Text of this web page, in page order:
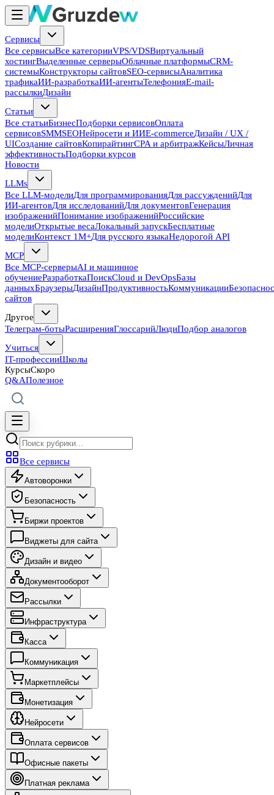
Сервисы
Все сервисыВсе категорииVPS/VDSВиртуальный
хостингВыделенные серверыОблачные платформыCRM-
системыКонструкторы сайтовSEO-сервисыАналитика
трафикаИИ-разработкаИИ-агентыТелефонияE-mail-
рассылкиДизайн
Статьи
Все статьиБизнесПодборки сервисовОплата
сервисовSMMSEOНейросети и ИИE-commerceДизайн / UX /
UIСоздание сайтовКопирайтингCPA и арбитражКейсыЛичная
эффективностьПодборки курсов
Новости
LLMs
Все LLM-моделиДля программированияДля рассужденийДля
ИИ-агентовДля исследованийДля документовГенерация
изображенийПонимание изображенийРоссийские
моделиОткрытые весаЛокальный запускБесплатные
моделиКонтекст 1M+Для русского языкаНедорогой API
MCP
Все MCP-серверыAI и машинное
обучениеРазработкаПоискCloud и DevOpsБазы
данныхБраузерыДизайнПродуктивностьКоммуникации
сайтов
Другое
Телеграм-ботыРасширенияГлоссарийЛюдиПодбор аналогов
Учиться
IT-профессииШколы
КурсыСкоро
Q&AПолезное
Все сервисы
Автоворонки
Безопасность
Биржи проектов
Виджеты для сайта
Дизайн и видео
Документооборот
Рассылки
Инфраструктура
Касса
Коммуникация
Маркетплейсы
Монетизация
Нейросети
Оплата сервисов
Офисные пакеты
Платная реклама